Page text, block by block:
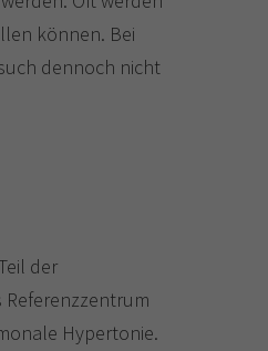
können. Bei
dennoch nicht
der
Referenzzentrum
Hypertonie.